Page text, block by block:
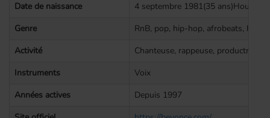
Date de naissance
4 septembre 1981(35
Genre
RnB, pop, hip-hop, afrobeats,
Activité
Chanteuse, rappeuse, productrice,
Instruments
Voix
Années actives
Depuis 1997